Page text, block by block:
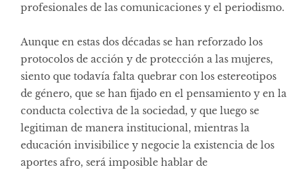
profesionales de las comunicaciones y el periodismo.
Aunque en estas dos décadas se han reforzado los
protocolos de acción y de protección a las mujeres,
siento que todavía falta quebrar con los estereotipos
de género, que se han fijado en el pensamiento y en la
conducta colectiva de la sociedad, y que luego se
legitiman de manera institucional, mientras la
educación invisibilice y negocie la existencia de los
aportes afro, será imposible hablar de